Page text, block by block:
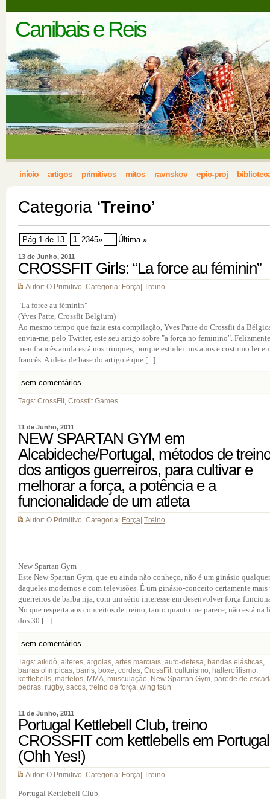
Canibais e Reis
início artigos primitivos mitos ravnskov epic-proj
Categoria ‘Treino’
Pág 1 de 13 1 2345» ... Última »
13 de Junho, 2011
CROSSFIT Girls: “La force au féminin”
Autor: O Primitivo. Categoria: Força Treino
"La force au féminin"
(Yves Patte, Crossfit Belgium)
Ao mesmo tempo que fazia esta compilação, Yves Patte do Crossfit da
envia-me, pelo Twitter, este seu artigo sobre "a força no feminino".
meu francês ainda está nos trinques, porque estudei uns anos e costumo ler
francês. A ideia de base do artigo é que [...]
sem comentários
Tags: CrossFit, Crossfit Games
11 de Junho, 2011
NEW SPARTAN GYM em
Alcabideche/Portugal, métodos de
dos antigos guerreiros, para cultivar e
melhorar a força, a potência e a
funcionalidade de um atleta
Autor: O Primitivo. Categoria: Força Treino
New Spartan Gym
Este New Spartan Gym, que eu ainda não conheço, não é um ginásio
daqueles modernos e com televisões. É um ginásio-conceito certamente mais
guerreiros de barba rija, com um sério interesse em desenvolver força
No que respeita aos conceitos de treino, tanto quanto me parece, não está na
dos 30 [...]
sem comentários
Tags: aikidô, alteres, argolas, artes marciais, auto-defesa, bandas elásticas,
barras olímpicas, barris, boxe, cordas, CrossFit, culturismo, halterofilismo,
kettlebells, martelos, MMA, musculação, New Spartan Gym, parede de
pedras, rugby, sacos, treino de força, wing tsun
11 de Junho, 2011
Portugal Kettlebell Club, treino
CROSSFIT com kettlebells em Portugal
(Ohh Yes!)
Autor: O Primitivo. Categoria: Força Treino
Portugal Kettlebell Club